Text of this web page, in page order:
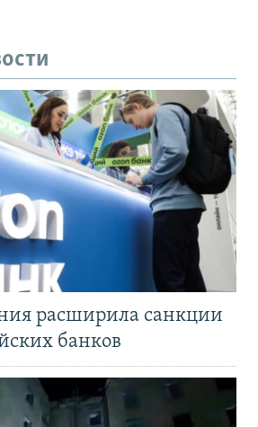
расширила санкции
банков